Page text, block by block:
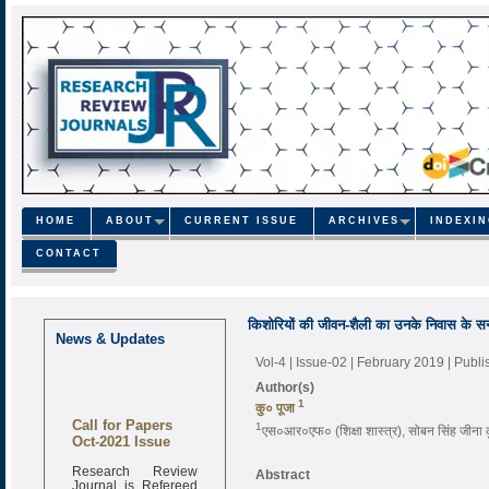
HOME ABOUT CURRENT ISSUE ARCHIVES
CONTACT
News & Updates
Call for Papers
Oct-2021 Issue
Research Review
Journal is Refereed
किशोरियों की जीवन-शैली का उनके निवास के
Vol-4 | Issue-02 | February 2019 |
Author(s)
कु० पूजा 1
1एस०आर०एफ० (शिक्षा शास्त्र), सोबन सिंह जीना
Abstract